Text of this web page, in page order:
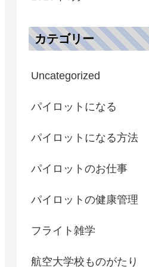
カテゴリー
Uncategorized
パイロットになる
パイロットになる方法
パイロットのお仕事
パイロットの健康管理
フライト雑学
航空大学校ものがたり